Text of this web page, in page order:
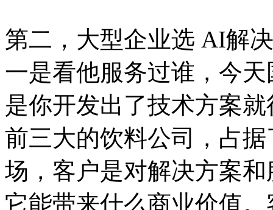
第二，大型企业选 AI解
一是看他服务过谁，今
是你开发出了技术方案
前三大的饮料公司，占
场，客户是对解决方案
它能带来什么商业价值